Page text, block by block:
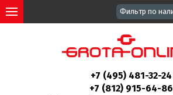
+7 (495) 481-32-24
+7 (812) 915-64-86